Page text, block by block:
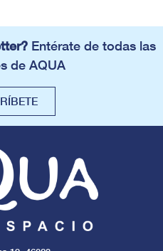
Entérate de todas las
de AQUA